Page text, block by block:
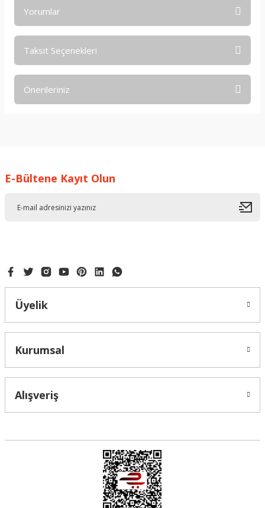
Yorumlar
Taksit Seçenekleri
Önerileriniz
Ürün resmi kalitesiz, bozuk veya görüntülenemiyor.
E-Bültene Kayıt Olun
Üyelik
Kurumsal
Alışveriş